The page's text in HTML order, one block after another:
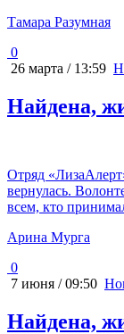
Тамара Разумная
0
26 марта / 13:59
Найдена,
Отряд
вернулась.
всем, кто
Арина Мурга
0
7 июня / 09:50
Найдена,